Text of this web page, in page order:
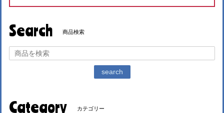
Search 商品検索
search
Category カテゴリー